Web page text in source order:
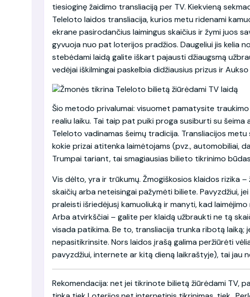
tiesioginę žaidimo transliaciją per TV. Kiekvieną
Teleloto laidos transliacija, kurios metu ridenami
ekrane pasirodančius laimingus skaičius ir žymi juos
gyvuoja nuo pat loterijos pradžios. Daugeliui jis kelia
stebėdami laidą galite iškart pajausti džiaugsmą
vedėjai iškilmingai paskelbia didžiausius prizus ir
Šio metodo privalumai: visuomet pamatysite
realiu laiku. Tai taip pat puiki proga susiburti su
Teleloto vadinamas šeimų tradicija. Transliacijos
kokie prizai atitenka laimėtojams (pvz., automobiliai,
Trumpai tariant, tai smagiausias bilieto tikrinimo
Vis dėlto, yra ir trūkumų. Žmogiškosios klaidos rizika
skaičių arba neteisingai pažymėti biliete. Pavyzdžiui,
praleisti išriedėjusį kamuoliuką ir manyti, kad
Arba atvirkščiai – galite per klaidą užbraukti ne tą
visada patikima. Be to, transliacija trunka ribotą
nepasitikrinsite. Nors laidos įrašą galima peržiūrėti
pavyzdžiui, internete ar kitą dieną laikraštyje), tai jau
Rekomendacija: net jei tikrinote bilietą žiūrėdami TV,